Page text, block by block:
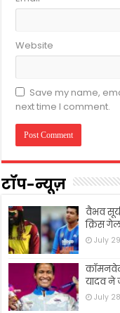
Website
Save my name,
next time I comment.
टॉप-न्यूज़
वैभव
क्रिस
July
यादव ने
July